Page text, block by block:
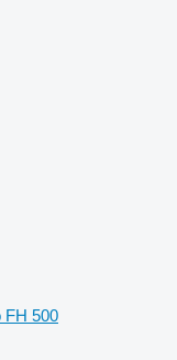
FH 500